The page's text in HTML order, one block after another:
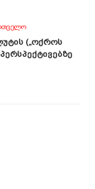
(„ოქროს